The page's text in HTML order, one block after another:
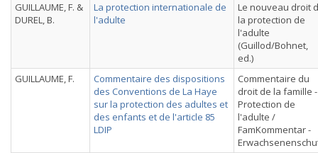
GUILLAUME, F. &
DUREL, B.
La protection internationale de
l'adulte
Le nouveau droit
la protection de
l'adulte
(Guillod/Bohnet,
ed.)
GUILLAUME, F.
Commentaire des dispositions
des Conventions de La Haye
sur la protection des adultes et
des enfants et de l'article 85
LDIP
Commentaire du
droit de la famille -
Protection de
l'adulte /
FamKommentar -